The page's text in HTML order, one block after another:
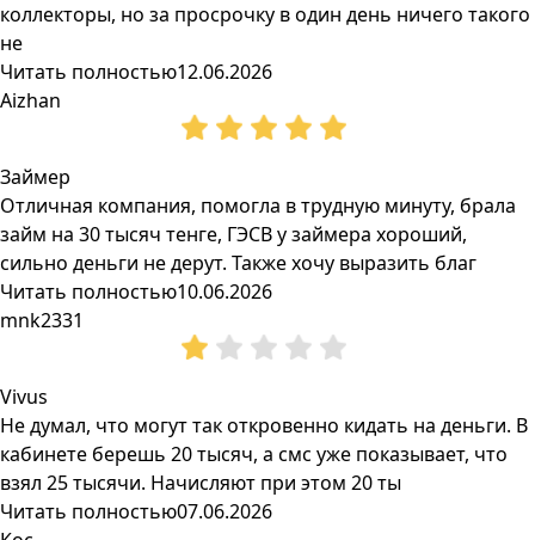
коллекторы, но за просрочку в один день ничего такого
не
Читать полностью12.06.2026
Aizhan
Займер
Отличная компания, помогла в трудную минуту, брала
займ на 30 тысяч тенге, ГЭСВ у займера хороший,
сильно деньги не дерут. Также хочу выразить благ
Читать полностью10.06.2026
mnk2331
Vivus
Не думал, что могут так откровенно кидать на деньги. В
кабинете берешь 20 тысяч, а смс уже показывает, что
взял 25 тысячи. Начисляют при этом 20 ты
Читать полностью07.06.2026